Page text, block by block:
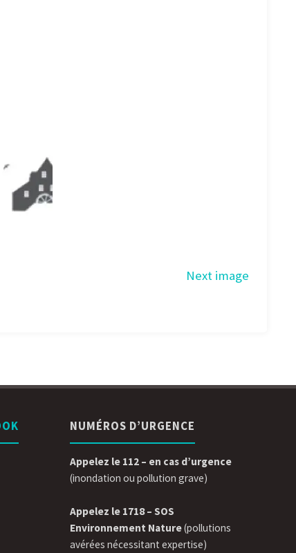
Next image
NUMÉROS D’URGENCE
Appelez le 112 – en cas d’urgence
(inondation ou pollution grave)
Appelez le 1718 – SOS
Environnement Nature(pollutions
avérées nécessitant expertise)